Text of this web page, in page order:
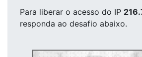
Para liberar o acesso do IP
responda ao desafio abaixo.